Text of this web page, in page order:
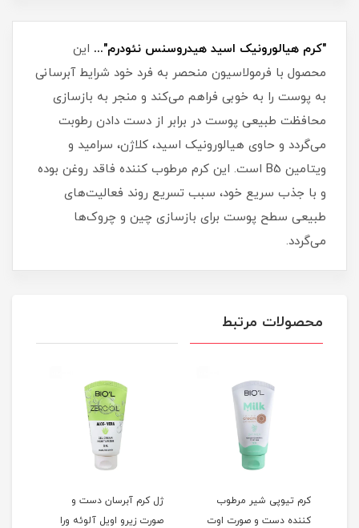
"کرم هیالورونیک اسید هیدروسنس نئودرم"... این
محصول با فرمولاسیون منحصر به فرد خود شرایط آبرسانی
به پوست را به خوبی فراهم می‌کند و منجر به بازسازی
محافظت طبیعی پوست در برابر از دست دادن رطوبت
می‌گردد و حاوی هیالورونیک اسید، کلاژن، سرامید و
ویتامین B5 است. این کرم مرطوب کننده فاقد روغن بوده
و با جذب سریع خود، سبب تسریع روند فعالیت‌های
طبیعی سطح پوست برای بازسازی چین و چروک‌ها
می‌گردد.
محصولات مرتبط
کرم تیوپی شیر مرطوب
کننده دست و صورت اوت
ژل کرم آبرسان دست و
صورت زیرو اویل آلوئه ورا